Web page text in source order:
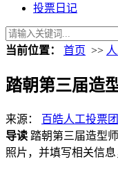
投票日记
当前位置： 首页 >>
踏朝第三届造
来源： 百皓人工投票
导读 踏朝第三届造型
照片，并填写相关信